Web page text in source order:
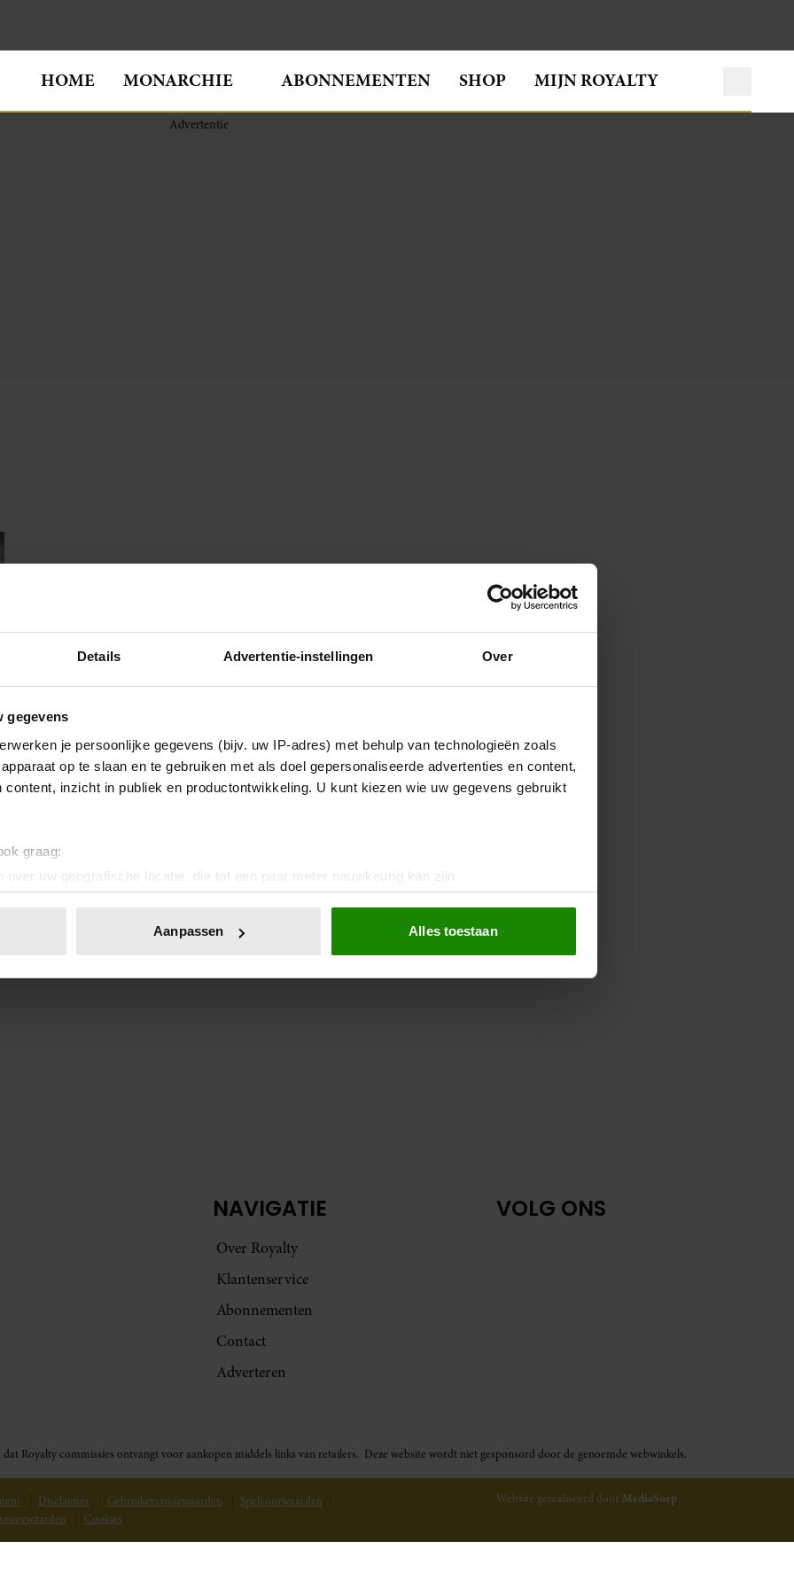
Details Advertentie-instellingen Over
gegevens
je persoonlijke gegevens (bijv. uw IP-adres) met behulp van technologieën zoals
op te slaan en te gebruiken met als doel gepersonaliseerde advertenties en content,
content, inzicht in publiek en productontwikkeling. U kunt kiezen wie uw gegevens gebruikt
graag:
over uw geografische locatie, die tot een paar meter nauwkeurig kan zijn
door het actief te scannen op specifieke eigenschappen (fingerprinting)
of intrekken in de Cookieverklaring.
en advertenties te personaliseren, om functies voor social media te bieden en om ons
Aanpassen Alles toestaan
HOME MONARCHIE ABONNEMENTEN SHOP MIJN ROYALTY
NAVIGATIE
Over Royalty
Klantenservice
Abonnementen
Contact
Adverteren
VOLG ONS
Royalty commissies ontvangt voor aankopen middels links van retailers. Deze website wordt niet gesponsord door de genoemde webwinkels.
Disclaimer Gebruikersvoorwaarden
Spelvoorwaarden
Cookies
Website gerealiseerd door MediaSoep